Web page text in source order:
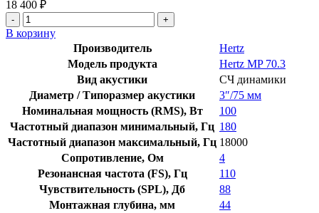
18 400 ₽
В корзину
Производитель
Hertz
Модель продукта
Hertz MP 70.3
Вид акустики
СЧ динамики
Диаметр / Типоразмер акустики
3″/75 мм
Номинальная мощность (RMS), Вт
100
Частотный диапазон минимальный, Гц 180
Частотный диапазон максимальный, Гц 18000
Сопротивление, Ом
4
Резонансная частота (FS), Гц
110
Чувствительность (SPL), Дб
88
Монтажная глубина, мм
44